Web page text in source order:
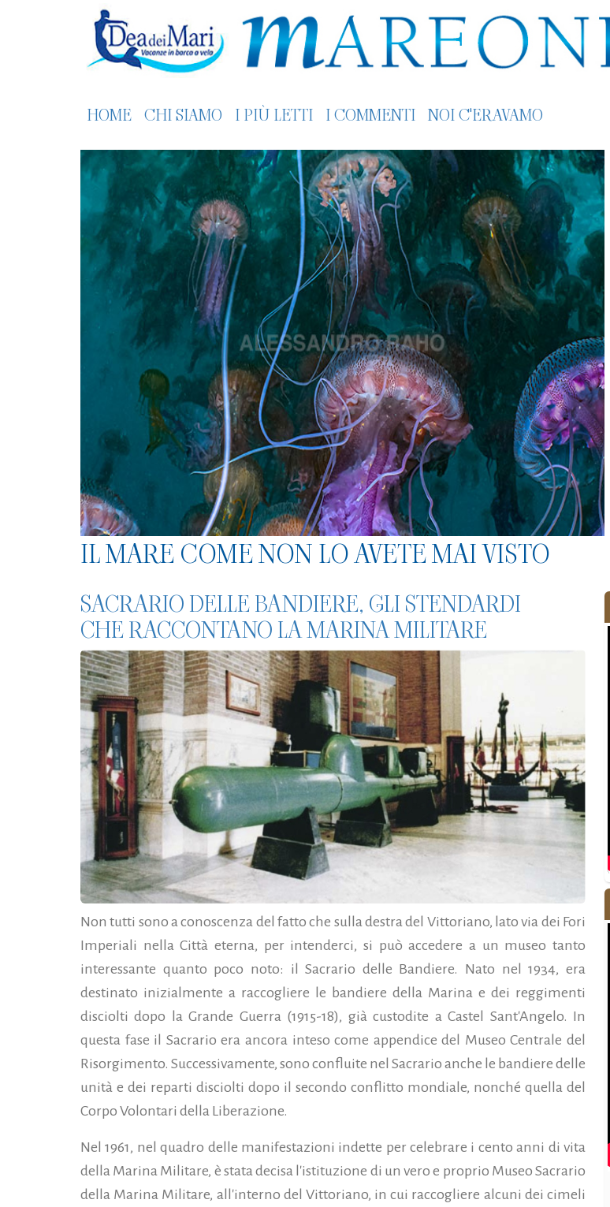
HOME CHI SIAMO I PIÙ LETTI I COMMENTI NOI C'ERAVAMO
IL MARE COME NON LO AVETE MAI VISTO
SACRARIO DELLE BANDIERE, GLI STENDARDI
CHE RACCONTANO LA MARINA MILITARE
Non tutti sono a conoscenza del fatto che sulla destra del Vittoriano, lato via dei Fori
Imperiali nella Città eterna, per intenderci, si può accedere a un museo tanto
interessante quanto poco noto: il Sacrario delle Bandiere. Nato nel 1934, era
destinato inizialmente a raccogliere le bandiere della Marina e dei reggimenti
disciolti dopo la Grande Guerra (1915-18), già custodite a Castel Sant'Angelo. In
questa fase il Sacrario era ancora inteso come appendice del Museo Centrale del
Risorgimento. Successivamente, sono confluite nel Sacrario anche le bandiere delle
unità e dei reparti disciolti dopo il secondo conflitto mondiale, nonché quella del
Corpo Volontari della Liberazione.
Nel 1961, nel quadro delle manifestazioni indette per celebrare i cento anni di vita
della Marina Militare, è stata decisa l'istituzione di un vero e proprio Museo Sacrario
della Marina Militare, all'interno del Vittoriano, in cui raccogliere alcuni dei cimeli